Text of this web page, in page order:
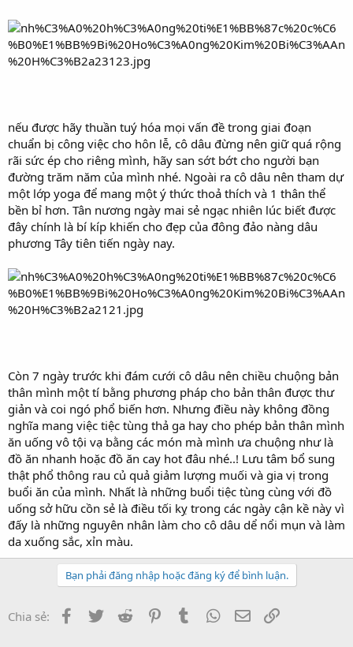
nếu được hãy thuần tuý hóa mọi vấn đề trong giai đoạn
chuẩn bị công việc cho hôn lễ, cô dâu đừng nên giữ quá rộng
rãi sức ép cho riêng mình, hãy san sớt bớt cho người bạn
đường trăm năm của mình nhé. Ngoài ra cô dâu nên tham dự
một lớp yoga để mang một ý thức thoả thích và 1 thân thể
bền bỉ hơn. Tân nương ngày mai sẻ ngạc nhiên lúc biết được
đây chính là bí kíp khiến cho đẹp của đông đảo nàng dâu
phương Tây tiên tiến ngày nay.
Còn 7 ngày trước khi đám cưới cô dâu nên chiều chuộng bản
thân mình một tí bằng phương pháp cho bản thân được thư
giản và coi ngó phổ biến hơn. Nhưng điều này không đồng
nghĩa mang việc tiệc tùng thả ga hay cho phép bản thân mình
ăn uống vô tội vạ bằng các món mà mình ưa chuộng như là
đồ ăn nhanh hoặc đồ ăn cay hot đâu nhé..! Lưu tâm bổ sung
thật phổ thông rau củ quả giảm lượng muối và gia vị trong
buổi ăn của mình. Nhất là những buổi tiệc tùng cùng với đồ
uống sở hữu cồn sẻ là điều tối kỵ trong các ngày cận kề này vì
đấy là những nguyên nhân làm cho cô dâu dể nổi mụn và làm
da xuống sắc, xỉn màu.
Bạn phải đăng nhập hoặc đăng ký để bình luận.
Chia sẻ: Facebook
Twitter Reddit PinterestTumblr WhatsApp
Email